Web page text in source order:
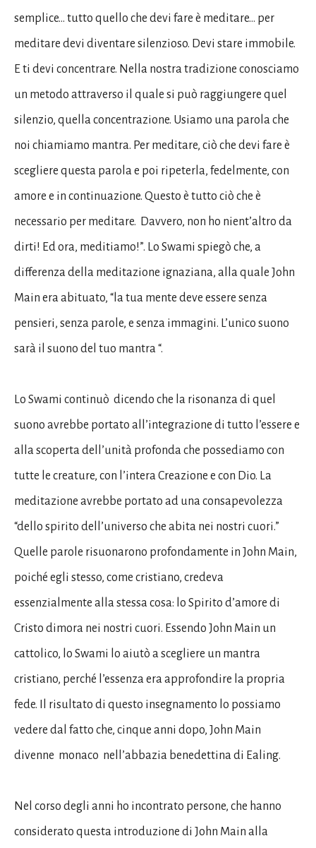
semplice… tutto quello che devi fare è meditare… per
meditare devi diventare silenzioso. Devi stare immobile.
E ti devi concentrare. Nella nostra tradizione conosciamo
un metodo attraverso il quale si può raggiungere quel
silenzio, quella concentrazione. Usiamo una parola che
noi chiamiamo mantra. Per meditare, ciò che devi fare è
scegliere questa parola e poi ripeterla, fedelmente, con
amore e in continuazione. Questo è tutto ciò che è
necessario per meditare. Davvero, non ho nient’altro da
dirti! Ed ora, meditiamo!”. Lo Swami spiegò che, a
differenza della meditazione ignaziana, alla quale John
Main era abituato, “la tua mente deve essere senza
pensieri, senza parole, e senza immagini. L’unico suono
sarà il suono del tuo mantra “.
Lo Swami continuò dicendo che la risonanza di quel
suono avrebbe portato all’integrazione di tutto l’essere e
alla scoperta dell’unità profonda che possediamo con
tutte le creature, con l’intera Creazione e con Dio. La
meditazione avrebbe portato ad una consapevolezza
“dello spirito dell’universo che abita nei nostri cuori.”
Quelle parole risuonarono profondamente in John Main,
poiché egli stesso, come cristiano, credeva
essenzialmente alla stessa cosa: lo Spirito d’amore di
Cristo dimora nei nostri cuori. Essendo John Main un
cattolico, lo Swami lo aiutò a scegliere un mantra
cristiano, perché l’essenza era approfondire la propria
fede. Il risultato di questo insegnamento lo possiamo
vedere dal fatto che, cinque anni dopo, John Main
divenne monaco nell’abbazia benedettina di Ealing.
Nel corso degli anni ho incontrato persone, che hanno
considerato questa introduzione di John Main alla